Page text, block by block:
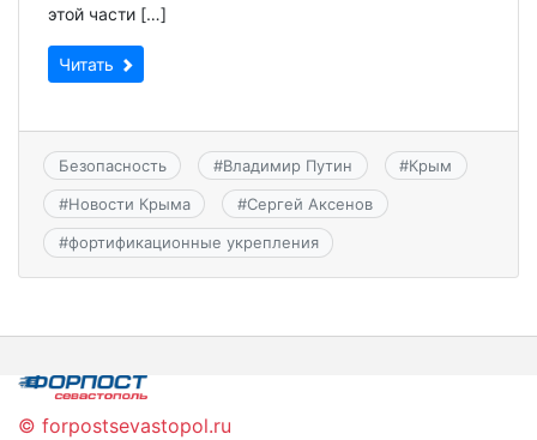
этой части […]
Читать
Безопасность #Владимир Путин #Крым
#Новости Крыма #Сергей Аксенов
#фортификационные укрепления
© forpostsevastopol.ru